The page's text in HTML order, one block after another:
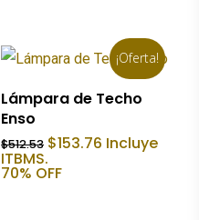
¡Oferta!
Añadir Al Carrito
Lámpara de Techo
Enso
$512.53 El
precio
original
$153.76 El
precio
Incluye
ITBMS.
70% OFF